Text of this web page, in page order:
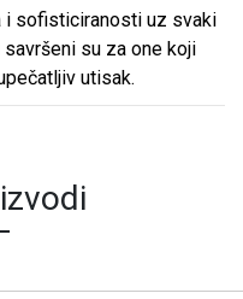
i sofisticiranosti uz svaki
su za one koji
utisak.